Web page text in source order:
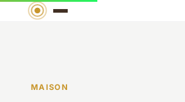
MAISON